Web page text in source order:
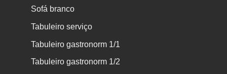
Sofá branco
Tabuleiro serviço
Tabuleiro gastronorm 1/1
Tabuleiro gastronorm 1/2